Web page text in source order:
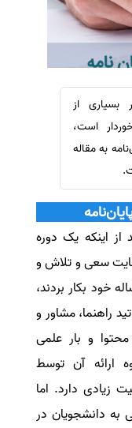
بسیاری از
است،
به مقاله
اینکه یک دوره
سعی و تلاش و
خود بکار بردند،
راهنما، مشاور و
و بار علمی
ارائه آن توسط
زیادی دارد. اما
به دانشجویان در